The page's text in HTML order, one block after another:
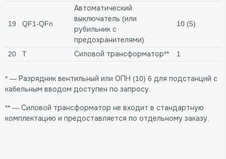
19 QF1-QFn
Автоматический
выключатель (или
рубильник с
предохранителями)
10 (5)
20 T Силовой трансформатор** 1
* — Разрядник вентильный или ОПН (10) 6 для подстанций с
кабельным вводом доступен по запросу.
** — Силовой трансформатор не входит в стандартную
комплектацию и предоставляется по отдельному заказу.